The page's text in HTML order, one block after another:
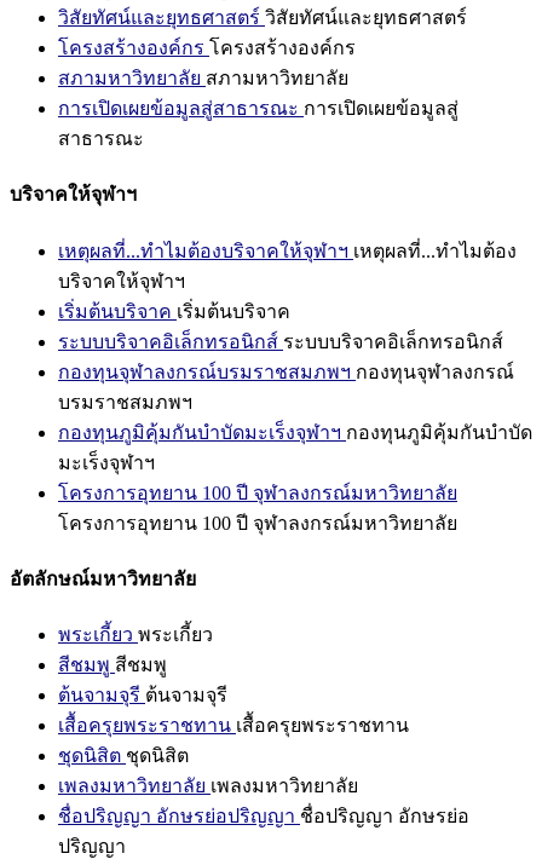
วิสัยทัศน์และยุทธศาสตร์ วิสัยทัศน์และยุทธศาสตร์
โครงสร้างองค์กร โครงสร้างองค์กร
สภามหาวิทยาลัย สภามหาวิทยาลัย
การเปิดเผยข้อมูลสู่สาธารณะ การเปิดเผยข้อมูลสู่
สาธารณะ
บริจาคให้จุฬาฯ
เหตุผลที่...ทำไมต้องบริจาคให้จุฬาฯ เหตุผลที่...ทำไมต้อง
บริจาคให้จุฬาฯ
เริ่มต้นบริจาค เริ่มต้นบริจาค
ระบบบริจาคอิเล็กทรอนิกส์ ระบบบริจาคอิเล็กทรอนิกส์
กองทุนจุฬาลงกรณ์บรมราชสมภพฯ กองทุนจุฬาลงกรณ์
บรมราชสมภพฯ
กองทุนภูมิคุ้มกันบำบัดมะเร็งจุฬาฯ กองทุนภูมิคุ้มกันบำบัด
มะเร็งจุฬาฯ
โครงการอุทยาน 100 ปี จุฬาลงกรณ์มหาวิทยาลัย
โครงการอุทยาน 100 ปี จุฬาลงกรณ์มหาวิทยาลัย
อัตลักษณ์มหาวิทยาลัย
พระเกี้ยว พระเกี้ยว
สีชมพู สีชมพู
ต้นจามจุรี ต้นจามจุรี
เสื้อครุยพระราชทาน เสื้อครุยพระราชทาน
ชุดนิสิต ชุดนิสิต
เพลงมหาวิทยาลัย เพลงมหาวิทยาลัย
ชื่อปริญญา อักษรย่อปริญญา ชื่อปริญญา อักษรย่อ
ปริญญา